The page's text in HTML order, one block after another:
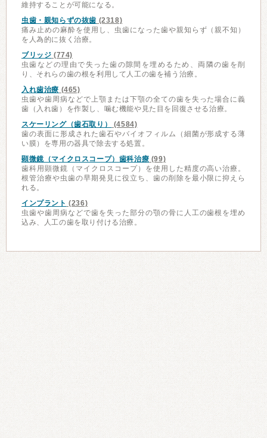
維持することが可能になる。
虫歯・親知らずの抜歯 (2318)
痛み止めの麻酔を使用し、虫歯になった歯や親知らず（親不知）
を人為的に抜く治療。
ブリッジ (774)
虫歯などの理由で失った歯の隙間を埋めるため、両隣の歯を削
り、それらの歯の根を利用して人工の歯を補う治療。
入れ歯治療 (465)
虫歯や歯周病などで上顎または下顎の全ての歯を失った場合に義
歯（入れ歯）を作製し、噛む機能や見た目を回復させる治療。
スケーリング（歯石取り）
(4584)
歯の表面に形成された歯石やバイオフィルム（細菌が形成する薄
い膜）を専用の器具で除去する処置。
顕微鏡（マイクロスコープ）歯科治療 (99)
歯科用顕微鏡（マイクロスコープ）を使用した精度の高い治療。
根管治療や虫歯の早期発見に役立ち、歯の削除を最小限に抑えら
れる。
インプラント (236)
虫歯や歯周病などで歯を失った部分の顎の骨に人工の歯根を埋め
込み、人工の歯を取り付ける治療。